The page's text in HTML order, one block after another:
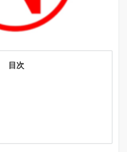
目次